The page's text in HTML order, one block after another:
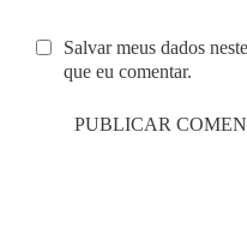
Salvar meus dados
que eu comentar.